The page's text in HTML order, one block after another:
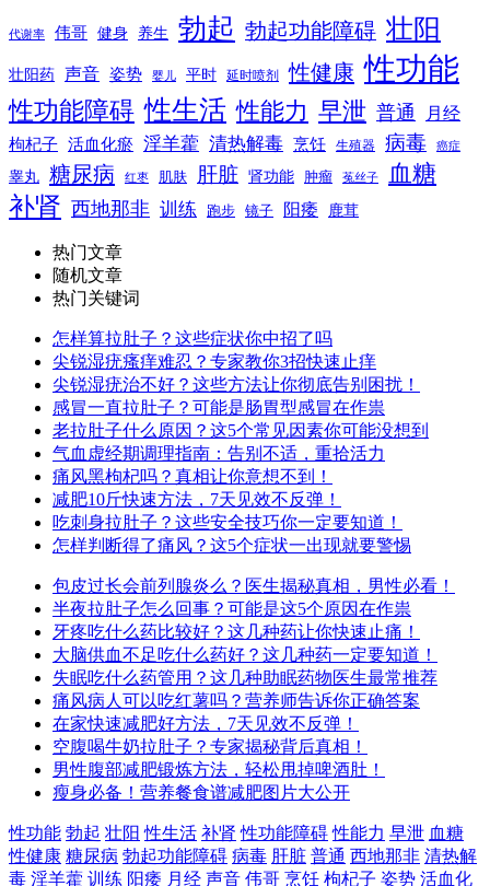
代谢率 伟哥 健身 养生 勃起 勃起功能障碍 壮阳
壮阳药 声音 姿势 婴儿 平时 延时喷剂 性健康 性功能
性功能障碍 性生活 性能力 早泄 普通 月经
枸杞子 活血化瘀 淫羊藿 清热解毒 烹饪 生殖器 病毒 癌症
睾丸 糖尿病 红枣 肌肤 肝脏 肾功能 肿瘤 菟丝子 血糖
补肾 西地那非 训练 跑步 镜子 阳痿 鹿茸
热门文章
随机文章
热门关键词
怎样算拉肚子？这些症状你中招了吗
尖锐湿疣瘙痒难忍？专家教你3招快速止痒
尖锐湿疣治不好？这些方法让你彻底告别困扰！
感冒一直拉肚子？可能是肠胃型感冒在作祟
老拉肚子什么原因？这5个常见因素你可能没想到
气血虚经期调理指南：告别不适，重拾活力
痛风黑枸杞吗？真相让你意想不到！
减肥10斤快速方法，7天见效不反弹！
吃刺身拉肚子？这些安全技巧你一定要知道！
怎样判断得了痛风？这5个症状一出现就要警惕
包皮过长会前列腺炎么？医生揭秘真相，男性必看！
半夜拉肚子怎么回事？可能是这5个原因在作祟
牙疼吃什么药比较好？这几种药让你快速止痛！
大脑供血不足吃什么药好？这几种药一定要知道！
失眠吃什么药管用？这几种助眠药物医生最常推荐
痛风病人可以吃红薯吗？营养师告诉你正确答案
在家快速减肥好方法，7天见效不反弹！
空腹喝牛奶拉肚子？专家揭秘背后真相！
男性腹部减肥锻炼方法，轻松甩掉啤酒肚！
瘦身必备！营养餐食谱减肥图片大公开
性功能 勃起 壮阳 性生活 补肾 性功能障碍 性能力 早泄 血糖
性健康 糖尿病 勃起功能障碍 病毒 肝脏 普通 西地那非 清热解
毒 淫羊藿 训练 阳痿 月经 声音 伟哥 烹饪 枸杞子 姿势 活血化